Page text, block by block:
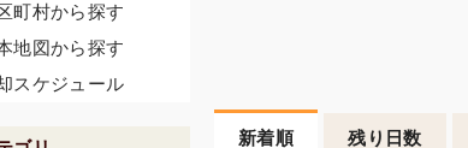
新着順 残り日数
町村から探す
地図から探す
スケジュール